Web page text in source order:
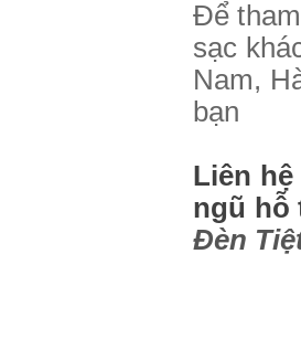
Để
sạc
Nam,
bạn
Liên
ngũ hỗ
Đèn